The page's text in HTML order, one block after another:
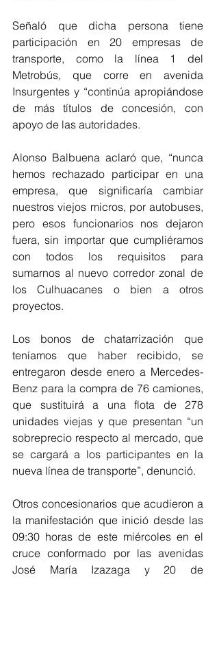
Señaló que dicha persona tiene
participación en 20 empresas de
transporte, como la línea 1 del
Metrobús, que corre en avenida
Insurgentes y “continúa apropiándose
de más títulos de concesión, con
apoyo de las autoridades.
Alonso Balbuena aclaró que, “nunca
hemos rechazado participar en una
empresa, que significaría cambiar
nuestros viejos micros, por autobuses,
pero esos funcionarios nos dejaron
fuera, sin importar que cumpliéramos
con todos los requisitos para
sumarnos al nuevo corredor zonal de
los Culhuacanes o bien a otros
proyectos.
Los bonos de chatarrización que
teníamos que haber recibido, se
entregaron desde enero a Mercedes-
Benz para la compra de 76 camiones,
que sustituirá a una flota de 278
unidades viejas y que presentan “un
sobreprecio respecto al mercado, que
se cargará a los participantes en la
nueva línea de transporte”, denunció.
Otros concesionarios que acudieron a
la manifestación que inició desde las
09:30 horas de este miércoles en el
cruce conformado por las avenidas
José María Izazaga y 20 de